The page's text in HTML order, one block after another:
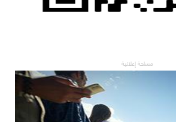
مساحة إعلانية